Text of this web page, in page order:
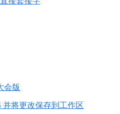
会版
并将更改保存到工作区